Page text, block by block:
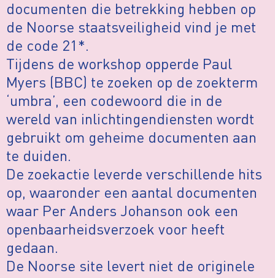
documenten die betrekking hebben op
de Noorse staatsveiligheid vind je met
de code 21*.
Tijdens de workshop opperde Paul
Myers (BBC) te zoeken op de zoekterm
‘umbra’, een codewoord die in de
wereld van inlichtingendiensten wordt
gebruikt om geheime documenten aan
te duiden.
De zoekactie leverde verschillende hits
op, waaronder een aantal documenten
waar Per Anders Johanson ook een
openbaarheidsverzoek voor heeft
gedaan.
De Noorse site levert niet de originele